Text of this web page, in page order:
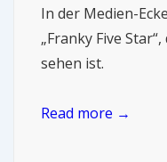
In der Medien-
„Franky Five
sehen ist.
Read more →